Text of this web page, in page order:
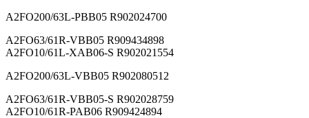
A2FO200/63L-PBB05 R902024700
A2FO63/61R-VBB05 R909434898
A2FO10/61L-XAB06-S R902021554
A2FO200/63L-VBB05 R902080512
A2FO63/61R-VBB05-S R902028759
A2FO10/61R-PAB06 R909424894